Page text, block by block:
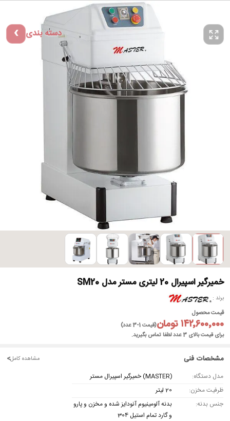
دسته بندی
خمیرگیر اسپیرال 20 لیتری مستر مدل SM20
برند
قیمت محصول
۱۴۲٬۶۰۰٬۰۰۰ تومان
(قیمت 1-3 عدد)
برای قیمت بالای 3 عدد لطفا تماس بگیرید.
مشخصات فنی مشاهده کامل<
مدل دستگاه:
(MASTER) خمیرگیر اسپیرال مستر
ظرفیت مخزن:
20 لیتر
جنس بدنه:
بدنه آلومینیوم آنودایز شده و مخزن و پارو
و گارد تمام استیل 304